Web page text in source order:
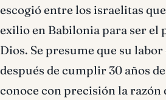
escogió entre los israelitas
exilio en Babilonia para ser el
Dios. Se presume que su
después de cumplir 30 años de
conoce con precisión la razón